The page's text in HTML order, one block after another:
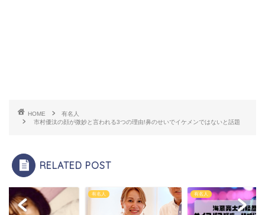
HOME
有名人
市村優汰の顔が微妙と言われる3つの理由!鼻のせいでイケメンではないと話題
RELATED POST
有名人 有名人